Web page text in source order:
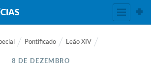
Pontificado Leão XIV
8 DE DEZEMBRO